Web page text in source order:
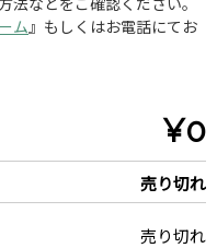
法などをご確認ください。
ム 』もしくはお電話にてお
¥0
売り切れ
売り切れ